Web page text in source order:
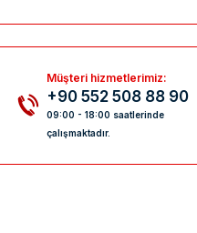
Müşteri hizmetlerimiz:
+90 552 508 88 90
09:00 - 18:00 saatlerinde
çalışmaktadır.